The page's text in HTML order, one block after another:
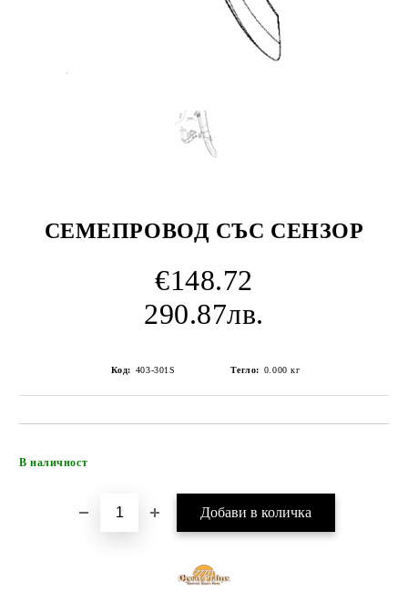
СЕМЕПРОВОД СЪС СЕНЗОР
€148.72
290.87лв.
Код: 403-301S Тегло: 0.000 кг
В наличност